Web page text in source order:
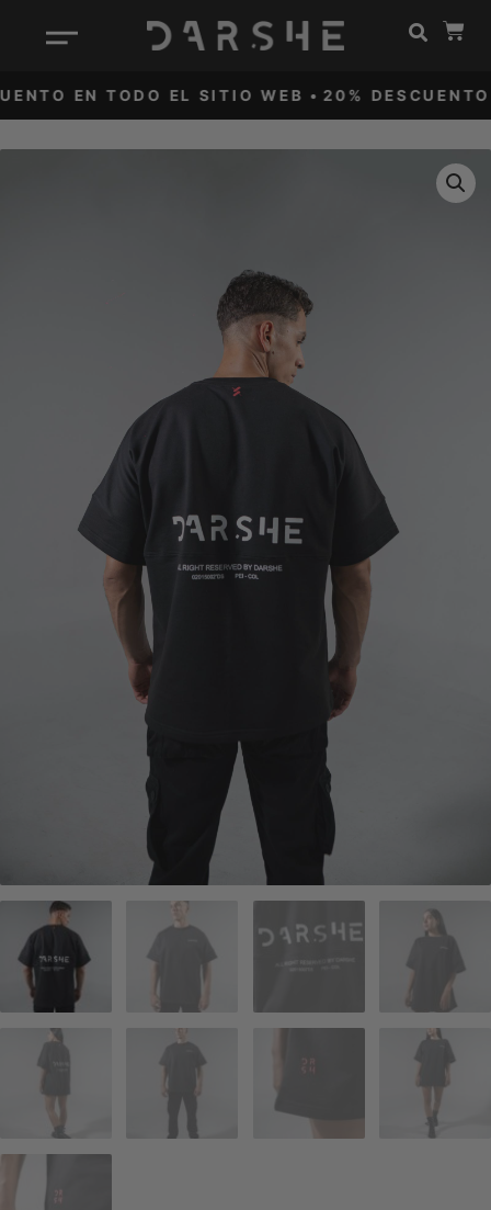
Cart
EN TODO EL SITIO WEB •20% DESCUENTO